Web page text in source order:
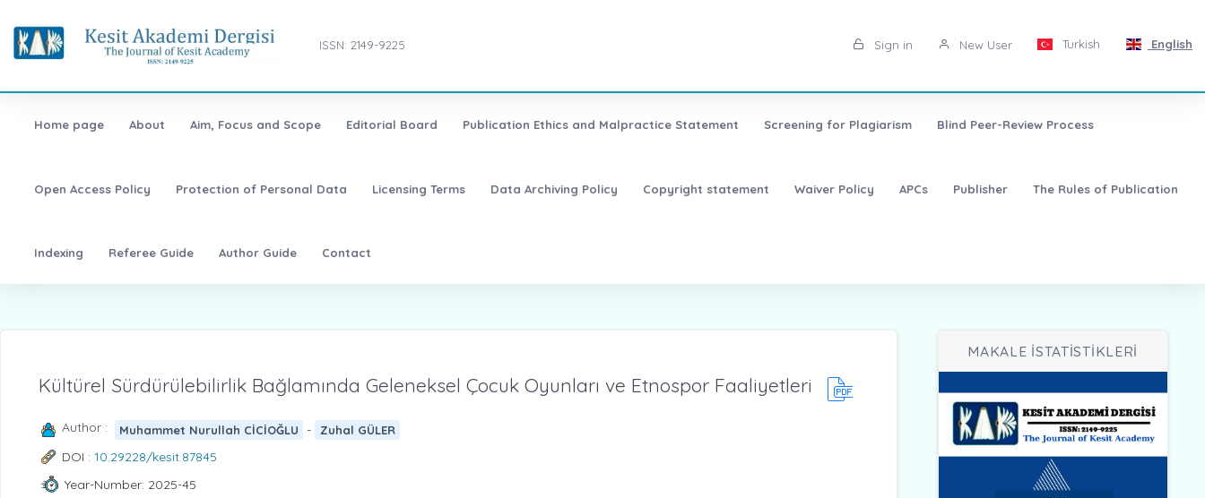
ISSN: 2149-9225 Sign in New User Turkish English
Home page About Aim, Focus and Scope Editorial Board Publication Ethics and Malpractice Statement Screening for Plagiarism Blind Peer-Review Process
Open Access Policy Protection of Personal Data Licensing Terms Data Archiving Policy Copyright statement Waiver Policy APCs Publisher The Rules of Publication
Indexing Referee Guide Author Guide Contact
Kültürel Sürdürülebilirlik Bağlamında Geleneksel Çocuk Oyunları ve Etnospor Faaliyetleri
Author : Muhammet Nurullah CİCİOĞLU - Zuhal GÜLER
DOI : 10.29228/kesit.87845
Year-Number: 2025-45
MAKALE İSTATİSTİKLERİ